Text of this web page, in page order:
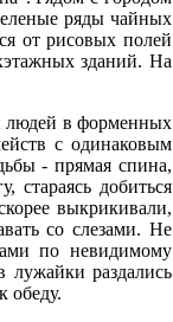
ряды чайных
от рисовых полей
зданий. На
людей в форменных
с одинаковым
- прямая спина,
стараясь добиться
выкрикивали,
со слезами. Не
по невидимому
лужайки раздались
обеду.